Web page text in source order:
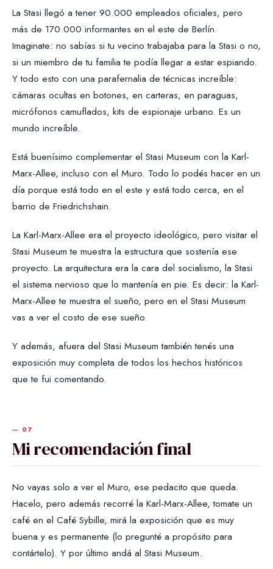
La Stasi llegó a tener 90.000 empleados oficiales, pero
más de 170.000 informantes en el este de Berlín.
Imaginate: no sabías si tu vecino trabajaba para la Stasi o no,
si un miembro de tu familia te podía llegar a estar espiando.
Y todo esto con una parafernalia de técnicas increíble:
cámaras ocultas en botones, en carteras, en paraguas,
micrófonos camuflados, kits de espionaje urbano. Es un
mundo increíble.
Está buenísimo complementar el Stasi Museum con la Karl-
Marx-Allee, incluso con el Muro. Todo lo podés hacer en un
día porque está todo en el este y está todo cerca, en el
barrio de Friedrichshain.
La Karl-Marx-Allee era el proyecto ideológico, pero visitar el
Stasi Museum te muestra la estructura que sostenía ese
proyecto. La arquitectura era la cara del socialismo, la Stasi
el sistema nervioso que lo mantenía en pie. Es decir: la Karl-
Marx-Allee te muestra el sueño, pero en el Stasi Museum
vas a ver el costo de ese sueño.
Y además, afuera del Stasi Museum también tenés una
exposición muy completa de todos los hechos históricos
que te fui comentando.
Mi recomendación final
No vayas solo a ver el Muro, ese pedacito que queda.
Hacelo, pero además recorré la Karl-Marx-Allee, tomate un
café en el Café Sybille, mirá la exposición que es muy
buena y es permanente (lo pregunté a propósito para
contártelo). Y por último andá al Stasi Museum.